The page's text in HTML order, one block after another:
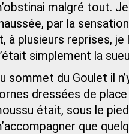
malgré tout.
par la
à plusieurs reprises,
simplement la
sommet du Goulet il
dressées de
était, sous le
que